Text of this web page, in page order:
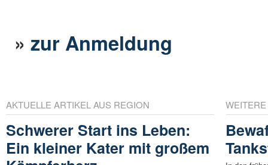
»zur Anmeldung
AKTUELLE ARTIKEL AUS REGION
Schwerer Start ins Leben:
Ein kleiner Kater mit großem